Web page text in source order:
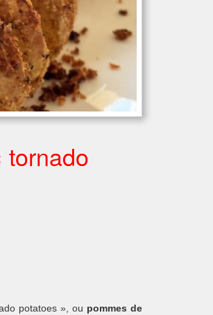
tornado
potatoes », ou pommes de